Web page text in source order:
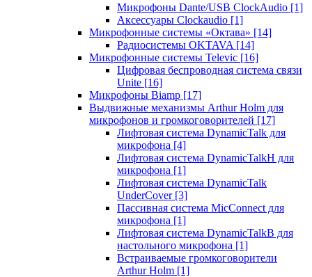
Микрофоны Dante/USB ClockAudio [1]
Аксессуары Clockaudio [1]
Микрофонные системы «Октава» [14]
Радиосистемы OKTAVA [14]
Микрофонные системы Televic [16]
Цифровая беспроводная система связи
Unite [16]
Микрофоны Biamp [17]
Выдвижные механизмы Arthur Holm для
микрофонов и громкоговорителей [17]
Лифтовая система DynamicTalk для
микрофона [4]
Лифтовая система DynamicTalkH для
микрофона [1]
Лифтовая система DynamicTalk
UnderCover [3]
Пассивная система MicConnect для
микрофона [1]
Лифтовая система DynamicTalkB для
настольного микрофона [1]
Встраиваемые громкоговорители
Arthur Holm [1]